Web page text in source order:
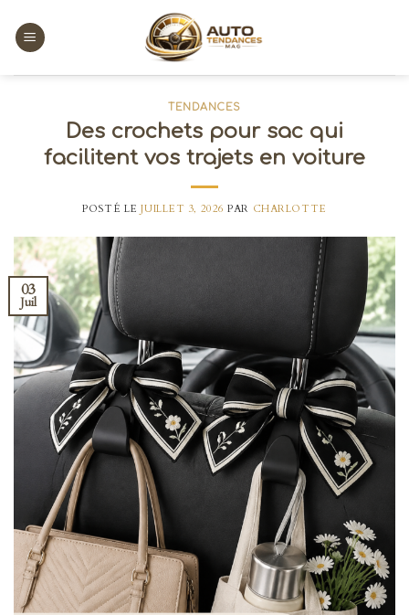
content
TENDANCES
Des crochets pour sac qui
facilitent vos trajets en voiture
POSTÉ LEJUILLET 3, 2026 PAR CHARLOTTE
03
Juil